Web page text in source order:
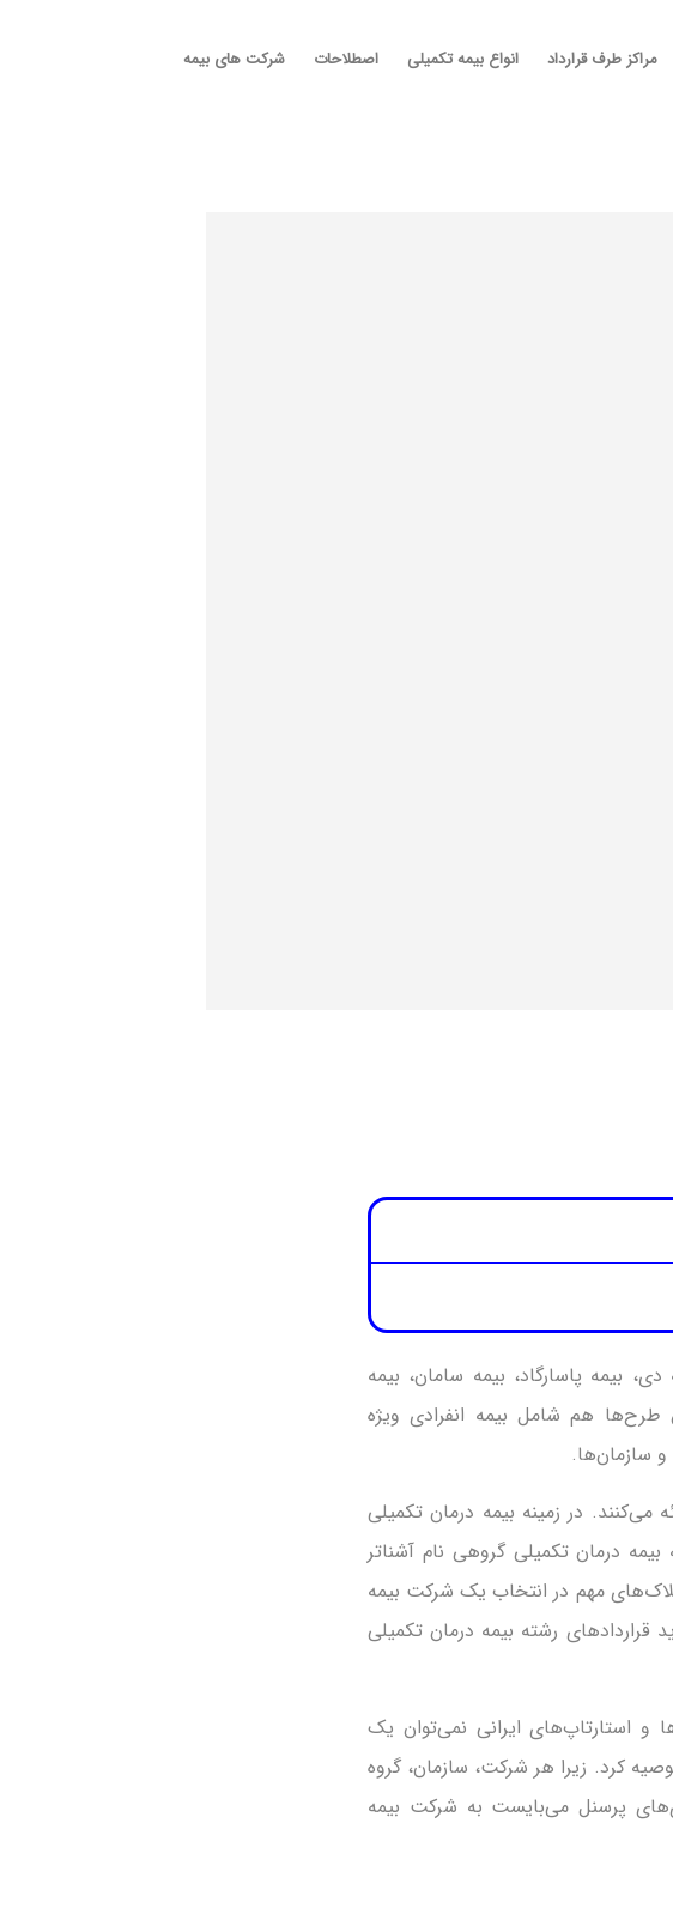
مراکز طرف قرارداد انواع بیمه تکمیلی اصطلاحات شرکت های بیمه
بیمه پاسارگاد، بیمه سامان، بیمه
طرح‌ها هم شامل بیمه انفرادی ویژه
سازمان‌ها.
در زمینه بیمه درمان تکمیلی
درمان تکمیلی گروهی نام آشناتر
مهم در انتخاب یک شرکت بیمه
رشته بیمه درمان تکمیلی
استارتاپ‌های ایرانی نمی‌توان یک
کرد. زیرا هر شرکت، سازمان، گروه
پرسنل می‌بایست به شرکت بیمه